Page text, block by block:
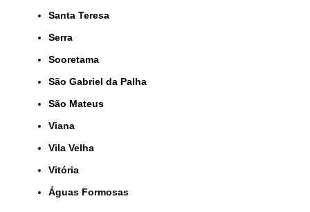
Santa Teresa
Serra
Sooretama
São Gabriel da Palha
São Mateus
Viana
Vila Velha
Vitória
Águas Formosas